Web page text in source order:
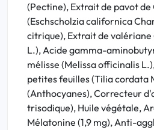
(Pectine), Extrait de pavot
(Eschscholzia californica
citrique), Extrait de
L.), Acide gamma-
mélisse (Melissa officinalis
petites feuilles (Tilia cordata
(Anthocyanes), Correcteur
trisodique), Huile végétale,
Mélatonine (1,9 mg), Anti-